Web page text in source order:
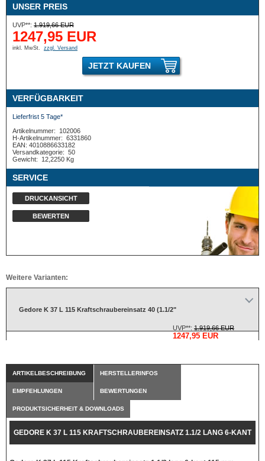
UNSER PREIS
UVP**: 1.919,66 EUR
1247,95 EUR
inkl. MwSt. zzgl. Versand
JETZT KAUFEN
VERFÜGBARKEIT
Lieferfrist 5 Tage*
Artikelnummer:
102006
H-Artikelnummer: 6331860
EAN: 4010886633182
Versandkategorie: 50
Gewicht:
12,2250 Kg
SERVICE
DRUCKANSICHT
BEWERTEN
Weitere Varianten:
Gedore K 37 L 115 Kraftschraubereinsatz 40 (1.1/2"
UVP**: 1.919,66 EUR
1247,95 EUR
ARTIKELBESCHREIBUNG HERSTELLERINFOS
EMPFEHLUNGEN BEWERTUNGEN
PRODUKTSICHERHEIT & DOWNLOADS
GEDORE K 37 L 115 KRAFTSCHRAUBEREINSATZ 1.1/2 LANG 6-KANT